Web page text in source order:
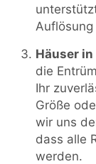
Häuser
die
Ihr
Größe
wir uns
dass alle
werden.